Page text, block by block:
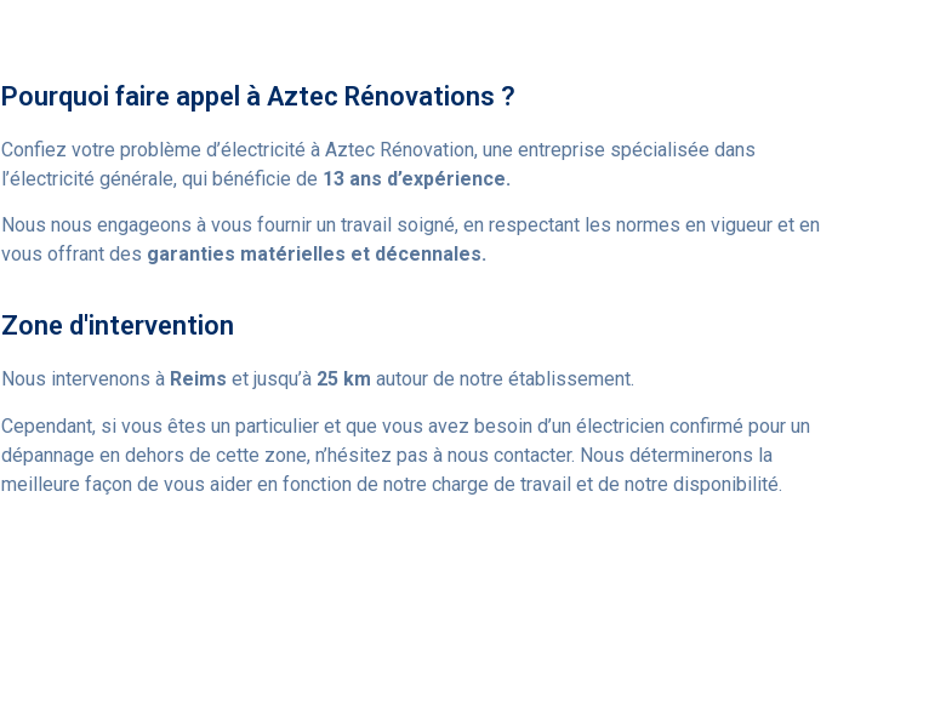
Pourquoi faire appel à Aztec Rénovations ?
Confiez votre problème d’électricité à Aztec Rénovation, une entreprise spécialisée dans
l’électricité générale, qui bénéficie de 13 ans d’expérience.
Nous nous engageons à vous fournir un travail soigné, en respectant les normes en vigueur et en
vous offrant des garanties matérielles et décennales.
Zone d'intervention
Nous intervenons à Reims et jusqu’à25 km autour de notre établissement.
Cependant, si vous êtes un particulier et que vous avez besoin d’un électricien confirmé pour un
dépannage en dehors de cette zone, n’hésitez pas à nous contacter. Nous déterminerons la
meilleure façon de vous aider en fonction de notre charge de travail et de notre disponibilité.